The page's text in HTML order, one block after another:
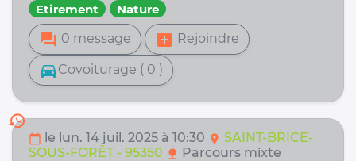
Etirement
Nature
forum 0 message add_box Rejoindre
directions_car Covoiturage ( 0 )
history
calendar_today le lun. 14 juil. 2025 à 10:30 location_on SAINT-BRICE-
SOUS-FORÊT - 95350 nature Parcours mixte